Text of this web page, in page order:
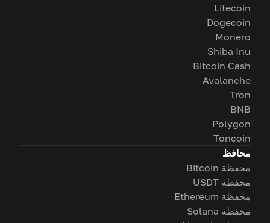
Litecoin
Dogecoin
Monero
Shiba Inu
Bitcoin Cash
Avalanche
Tron
BNB
Polygon
Toncoin
محافظ
محفظة Bitcoin
محفظة USDT
محفظة Ethereum
محفظة Solana